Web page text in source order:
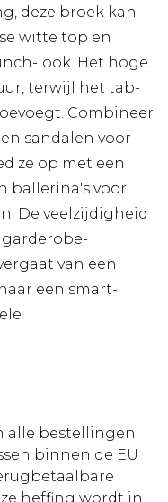
deze broek kan
witte top en
look. Het hoge
terwijl het tab-
Combineer
sandalen voor
ze op met een
ballerina's voor
De veelzijdigheid
garderobe-
van een
een smart-
alle bestellingen
binnen de EU
heffing wordt in